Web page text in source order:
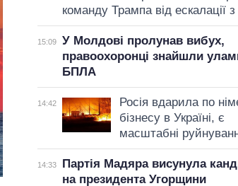
команду Трампа від ескалації
15:09
У Молдові пролунав вибух,
правоохоронці знайшли
БПЛА
14:42
Росія вдарила по
бізнесу в Україні, є
масштабні
14:33
Партія Мадяра висунула
на президента Угорщини